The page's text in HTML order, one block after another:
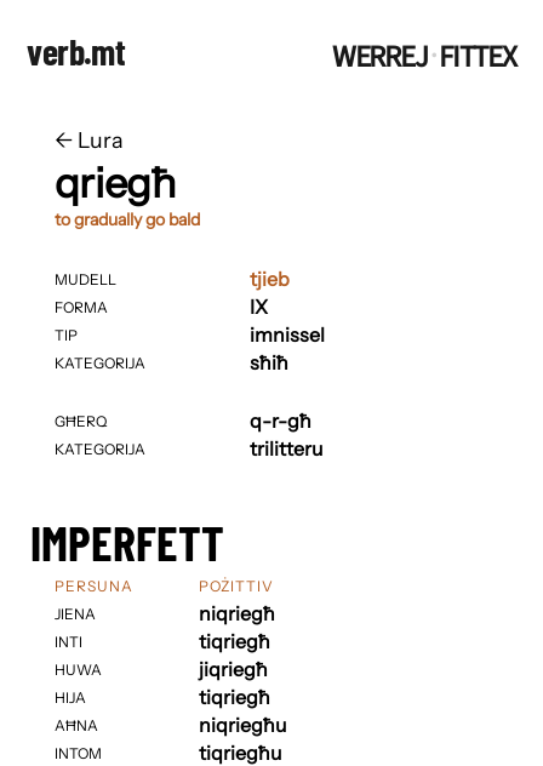
verb.mt WERREJ·FITTEX
← ​​Lura
qriegħ
to gradually go bald
MUDELL
FORMA
TIP
KATEGORIJA
GĦERQ
KATEGORIJA
tjieb
IX
imnissel
sħiħ
q-r-għ
trilitteru
IMPERFETT
PERSUNA
JIENA
INTI
HUWA
HIJA
AĦNA
INTOM
POŻITTIV
niqriegħ
tiqriegħ
jiqriegħ
tiqriegħ
niqriegħu
tiqriegħu